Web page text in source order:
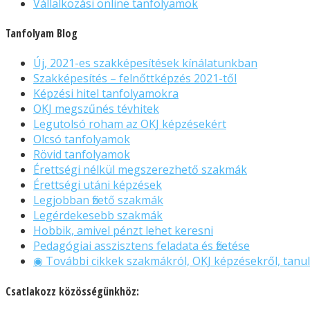
Vállalkozási online tanfolyamok
Tanfolyam Blog
Új, 2021-es szakképesítések kínálatunkban
Szakképesítés – felnőttképzés 2021-től
Képzési hitel tanfolyamokra
OKJ megszűnés tévhitek
Legutolsó roham az OKJ képzésekért
Olcsó tanfolyamok
Rövid tanfolyamok
Érettségi nélkül megszerezhető szakmák
Érettségi utáni képzések
Legjobban fizető szakmák
Legérdekesebb szakmák
Hobbik, amivel pénzt lehet keresni
Pedagógiai asszisztens feladata és fizetése
◉ További cikkek szakmákról, OKJ képzésekről,
Csatlakozz közösségünkhöz: